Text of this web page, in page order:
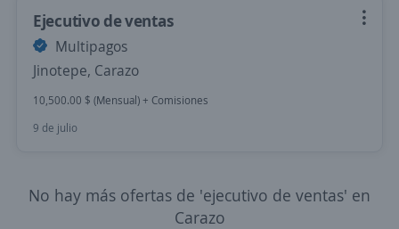
Ejecutivo de ventas
Multipagos
Jinotepe, Carazo
10,500.00 $ (Mensual) + Comisiones
9 de julio
No hay más ofertas de 'ejecutivo de ventas' en
Carazo